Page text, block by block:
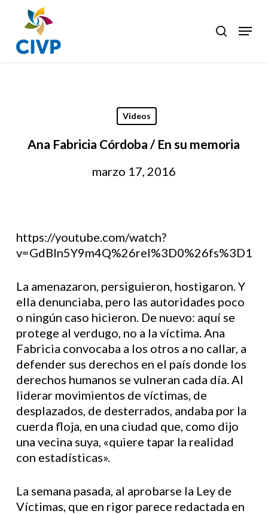
main
content
search
Menu
Videos
Ana Fabricia Córdoba / En su memoria
marzo 17, 2016
https://youtube.com/watch?
v=GdBln5Y9m4Q%26rel%3D0%26fs%3D1
La amenazaron, persiguieron, hostigaron. Y
ella denunciaba, pero las autoridades poco
o ningún caso hicieron. De nuevo: aquí se
protege al verdugo, no a la víctima. Ana
Fabricia convocaba a los otros a no callar, a
defender sus derechos en el país donde los
derechos humanos se vulneran cada día. Al
liderar movimientos de víctimas, de
desplazados, de desterrados, andaba por la
cuerda floja, en una ciudad que, como dijo
una vecina suya, «quiere tapar la realidad
con estadísticas».
La semana pasada, al aprobarse la Ley de
Víctimas, que en rigor parece redactada en
Close